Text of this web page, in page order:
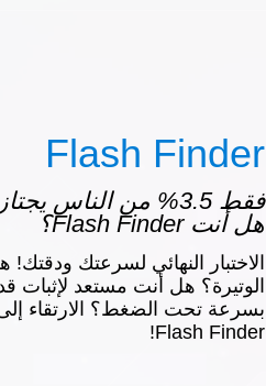
Flash Finder
فقط 3.5% من الناس
هل أنت Flash Finder؟
الاختبار النهائي لسرعتك
الوتيرة؟ هل أنت مستعد لإثبات
بسرعة تحت الضغط؟ الارتقاء
Flash Finder!